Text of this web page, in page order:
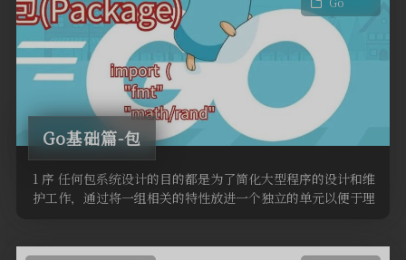
Go基础篇-包
1 序 任何包系统设计的目的都是为了简化大型程序的设计和维
护工作，通过将一组相关的特性放进一个独立的单元以便于理